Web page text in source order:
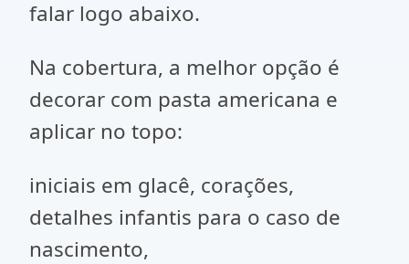
falar logo abaixo.
Na cobertura, a melhor opção é
decorar com pasta americana e
aplicar no topo:
iniciais em glacê, corações,
detalhes infantis para o caso de
nascimento,